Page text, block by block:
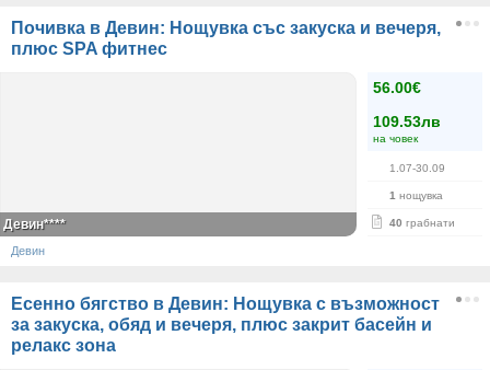
Почивка в Девин: Нощувка със закуска и вечеря,
плюс SPA фитнес
56.00€
109.53лв
на човек
1.07-30.09
1 нощувка
40 грабнати
Девин****
Девин
Есенно бягство в Девин: Нощувка с възможност
за закуска, обяд и вечеря, плюс закрит басейн и
релакс зона